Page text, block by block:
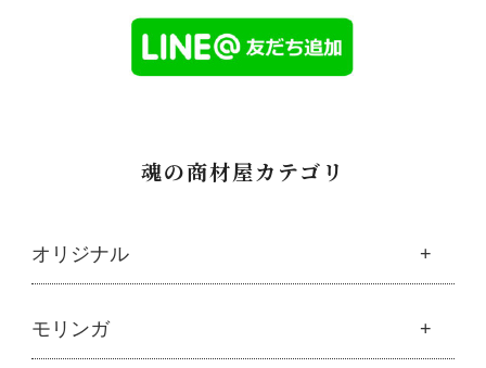
魂の商材屋カテゴリ
オリジナル
魂の商材屋オリジナル
├オリジナルスキンケア
モリンガ